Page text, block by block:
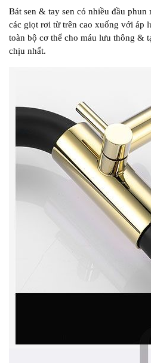
Bát sen & tay sen có nhiều đầu phun
các giọt rơi từ trên cao xuống với áp
toàn bộ cơ thể cho máu lưu thông &
chịu nhất.